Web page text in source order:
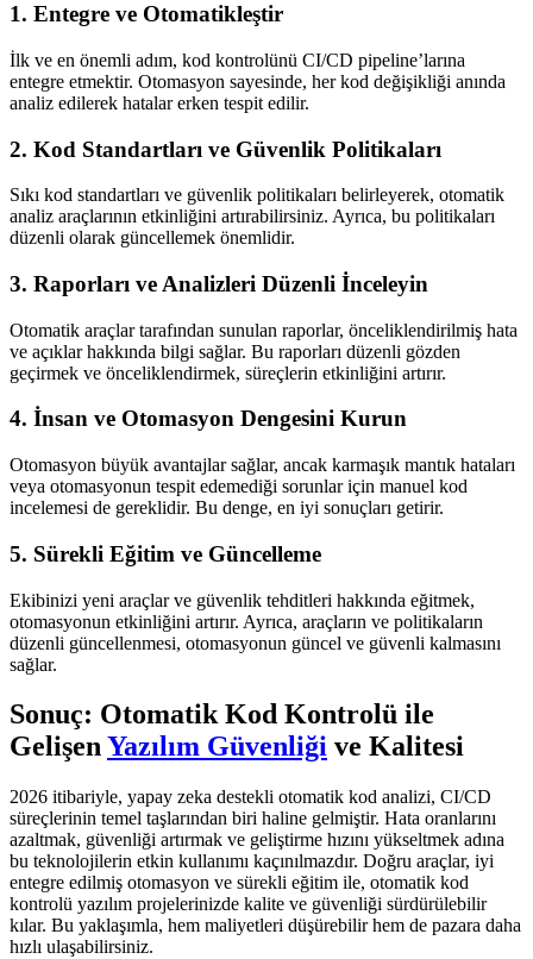
1. Entegre ve Otomatikleştir
İlk ve en önemli adım, kod kontrolünü CI/CD pipeline’larına
entegre etmektir. Otomasyon sayesinde, her kod değişikliği anında
analiz edilerek hatalar erken tespit edilir.
2. Kod Standartları ve Güvenlik Politikaları
Sıkı kod standartları ve güvenlik politikaları belirleyerek, otomatik
analiz araçlarının etkinliğini artırabilirsiniz. Ayrıca, bu politikaları
düzenli olarak güncellemek önemlidir.
3. Raporları ve Analizleri Düzenli İnceleyin
Otomatik araçlar tarafından sunulan raporlar, önceliklendirilmiş hata
ve açıklar hakkında bilgi sağlar. Bu raporları düzenli gözden
geçirmek ve önceliklendirmek, süreçlerin etkinliğini artırır.
4. İnsan ve Otomasyon Dengesini Kurun
Otomasyon büyük avantajlar sağlar, ancak karmaşık mantık hataları
veya otomasyonun tespit edemediği sorunlar için manuel kod
incelemesi de gereklidir. Bu denge, en iyi sonuçları getirir.
5. Sürekli Eğitim ve Güncelleme
Ekibinizi yeni araçlar ve güvenlik tehditleri hakkında eğitmek,
otomasyonun etkinliğini artırır. Ayrıca, araçların ve politikaların
düzenli güncellenmesi, otomasyonun güncel ve güvenli kalmasını
sağlar.
Sonuç: Otomatik Kod Kontrolü ile
GelişenYazılım Güvenliği ve Kalitesi
2026 itibariyle, yapay zeka destekli otomatik kod analizi, CI/CD
süreçlerinin temel taşlarından biri haline gelmiştir. Hata oranlarını
azaltmak, güvenliği artırmak ve geliştirme hızını yükseltmek adına
bu teknolojilerin etkin kullanımı kaçınılmazdır. Doğru araçlar, iyi
entegre edilmiş otomasyon ve sürekli eğitim ile, otomatik kod
kontrolü yazılım projelerinizde kalite ve güvenliği sürdürülebilir
kılar. Bu yaklaşımla, hem maliyetleri düşürebilir hem de pazara daha
hızlı ulaşabilirsiniz.